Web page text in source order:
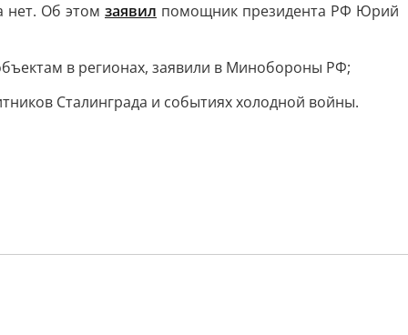
нет. Об этом заявил помощник президента РФ Юрий
в регионах, заявили в Минобороны РФ;
Сталинграда и событиях холодной войны.